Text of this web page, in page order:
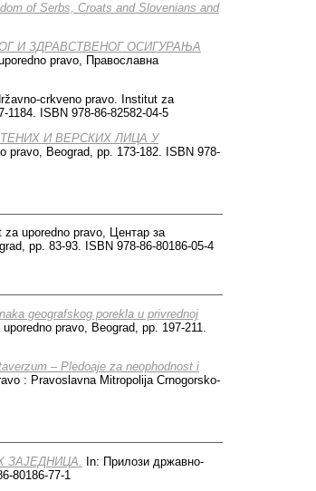
of Serbs, Croats and Slovenians and
И ЗДРАВСТВЕНОГ ОСИГУРАЊА
pravo, Православна
crkveno pravo. Institut za
ISBN 978-86-82582-04-5
И ВЕРСКИХ ЛИЦА У
pravo, Beograd, pp. 173-182. ISBN 978-
za uporedno pravo, Центар за
pp. 83-93. ISBN 978-86-80186-05-4
geografskog porekla u privrednoj
pravo, Beograd, pp. 197-211.
– Pledoaje za neophodnost i
: Pravoslavna Mitropolija Crnogorsko-
In: Прилози државно-
80186-77-1